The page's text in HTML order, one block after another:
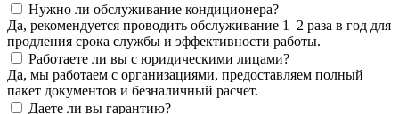
Нужно ли обслуживание кондиционера?
Да, рекомендуется проводить обслуживание 1–2 раза в год для
продления срока службы и эффективности работы.
Работаете ли вы с юридическими лицами?
Да, мы работаем с организациями, предоставляем полный
пакет документов и безналичный расчет.
Даете ли вы гарантию?